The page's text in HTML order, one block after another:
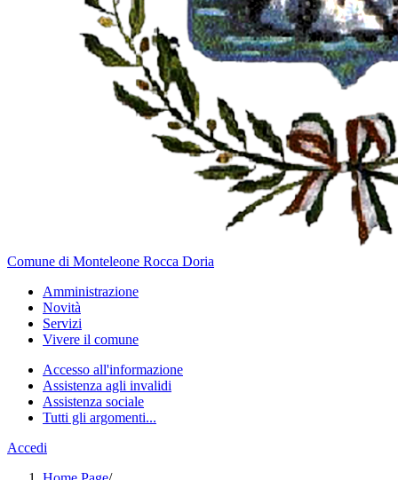
Comune di Monteleone Rocca Doria
Amministrazione
Novità
Servizi
Vivere il comune
Accesso all'informazione
Assistenza agli invalidi
Assistenza sociale
Tutti gli argomenti...
Accedi